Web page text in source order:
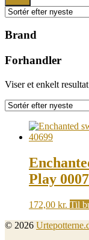
Brand
Forhandler
Viser et enkelt resultat
Play
172,00 kr. Til
© 2026